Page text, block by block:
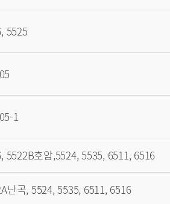
5525
1
5522B호암,5524, 5535, 6511, 6516
난곡, 5524, 5535, 6511, 6516